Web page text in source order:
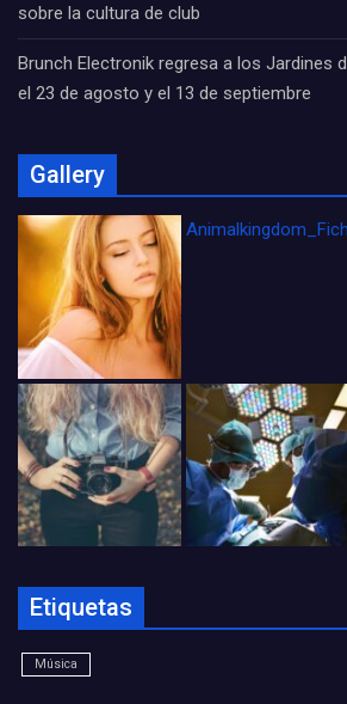
sobre la cultura de club
Brunch Electronik regresa a los Jardines
el 23 de agosto y el 13 de septiembre
Gallery
Etiquetas
Música